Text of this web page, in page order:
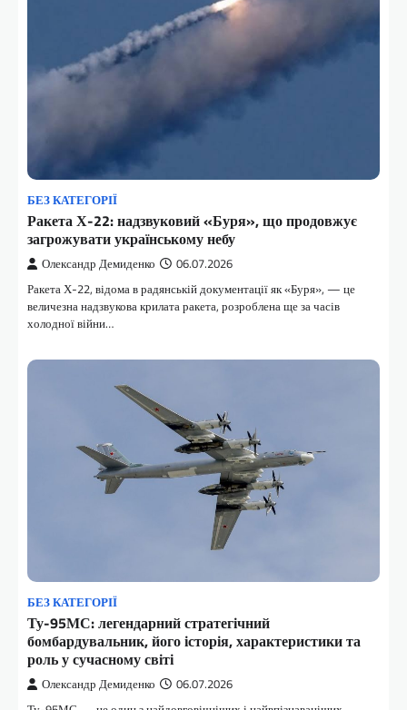
БЕЗ КАТЕГОРІЇ
Ракета Х-22: надзвуковий «Буря», що продовжує
загрожувати українському небу
Олександр Демиденко 06.07.2026
Ракета Х-22, відома в радянській документації як «Буря», — це
величезна надзвукова крилата ракета, розроблена ще за часів
холодної війни…
БЕЗ КАТЕГОРІЇ
Ту-95МС: легендарний стратегічний
бомбардувальник, його історія, характеристики та
роль у сучасному світі
Олександр Демиденко 06.07.2026